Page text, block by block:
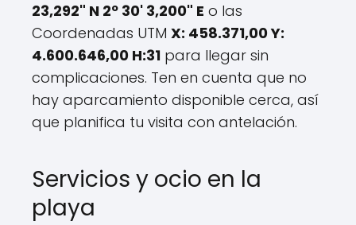
23,292" N 2º 30' 3,200" E o las
Coordenadas UTM X: 458.371,00 Y:
4.600.646,00 H:31 para llegar sin
complicaciones. Ten en cuenta que no
hay aparcamiento disponible cerca, así
que planifica tu visita con antelación.
Servicios y ocio en la
playa